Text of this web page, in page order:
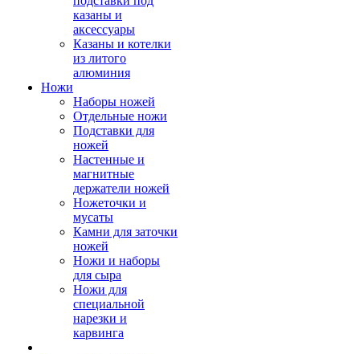
казаны и
аксессуары
Казаны и котелки
из литого
алюминия
Ножи
Наборы ножей
Отдельные ножи
Подставки для
ножей
Настенные и
магнитные
держатели ножей
Ножеточки и
мусаты
Камни для заточки
ножей
Ножи и наборы
для сыра
Ножи для
специальной
нарезки и
карвинга